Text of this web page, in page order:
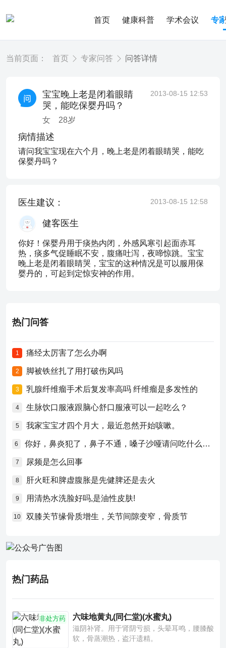
首页 健康科普 学术会议 专
当前页面： 首页 专家问答 问答详情
宝宝晚上老是闭着眼睛
哭，能吃保婴丹吗？
女 28岁
2013-08-15 12:53
病情描述
请问我宝宝现在六个月，晚上老是闭着眼睛哭，能吃
保婴丹吗？
医生建议： 2013-08-15 12:58
健客医生
你好！保婴丹用于痰热内闭，外感风寒引起面赤耳
热，痰多气促睡眠不安，腹痛吐泻，夜啼惊跳。宝宝
晚上老是闭着眼睛哭，宝宝的这种情况是可以服用保
婴丹的，可起到定惊安神的作用。
热门问答
1 痛经太厉害了怎么办啊
2 脚被铁丝扎了用打破伤风吗
3 乳腺纤维瘤手术后复发率高吗 纤维瘤是多发性的
4 生脉饮口服液跟脑心舒口服液可以一起吃么？
5 我家宝宝才四个月大，最近忽然开始咳嗽。
6 你好，鼻炎犯了，鼻子不通，嗓子沙哑请问吃什么药比较好？
7 尿频是怎么回事
8 肝火旺和脾虚腹胀是先健脾还是去火
9 用清热水洗脸好吗,是油性皮肤!
10 双膝关节缘骨质增生，关节间隙变窄，骨质节
热门药品
非处方药 六味地黄丸(同仁堂)(水蜜丸)
滋阴补肾。用于肾阴亏损，头晕耳鸣，腰膝酸
软，骨蒸潮热，盗汗遗精。